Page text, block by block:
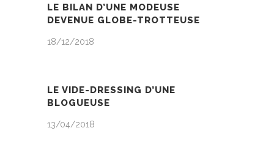
LE BILAN D’UNE MODEUSE
DEVENUE GLOBE-TROTTEUSE
18/12/2018
LE VIDE-DRESSING D’UNE
BLOGUEUSE
13/04/2018